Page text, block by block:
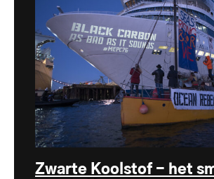
Zwarte Koolstof - het